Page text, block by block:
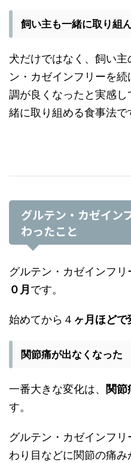
飼い主も一緒に取り組
犬だけではなく、飼い
ン・カゼインフリーを
調が良くなったと実感
緒に取り組める食事法で
グルテン・カゼイン
わったこと
グルテン・カゼインフ
０月です。
始めてから４ ヶ月ほどで
関節痛が出なくなった
一番大きな変化は、 関節
す。
グルテン・カゼインフ
わり目などに関節の痛み